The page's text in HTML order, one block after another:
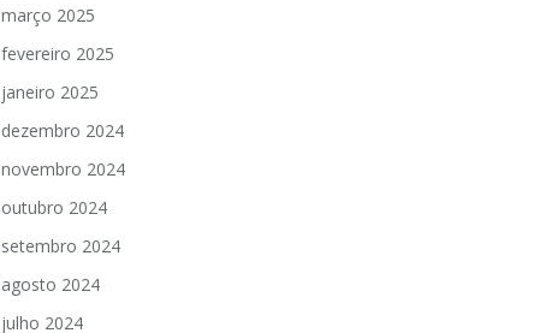
março 2025
fevereiro 2025
janeiro 2025
dezembro 2024
novembro 2024
outubro 2024
setembro 2024
agosto 2024
julho 2024